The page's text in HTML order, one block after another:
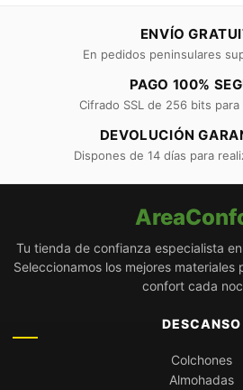
ENVÍO
En pedidos peninsulares
PAGO 100%
Cifrado SSL de 256 bits
DEVOLUCIÓN
Dispones de 14 días para
Tu tienda de confianza especialista
Seleccionamos los mejores
confort cada
DESCANSO
Colchones
Almohadas